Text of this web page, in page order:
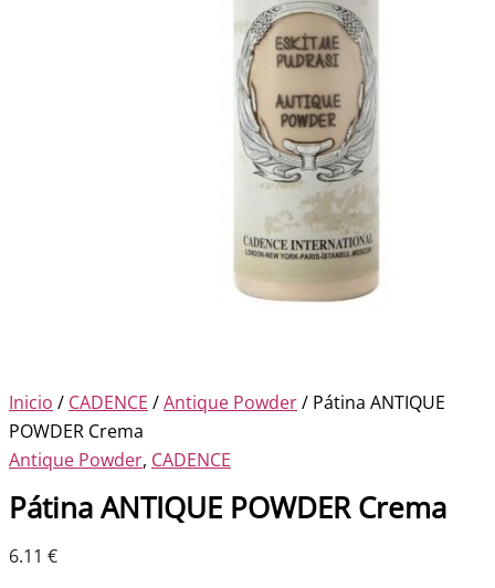
Inicio / CADENCE /Antique Powder/ Pátina ANTIQUE
POWDER Crema
Antique Powder, CADENCE
Pátina ANTIQUE POWDER Crema
6.11 €